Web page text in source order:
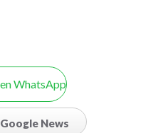
WhatsApp
Google News